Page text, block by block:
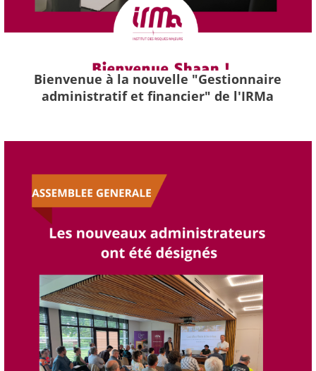
Bienvenue à la nouvelle "Gestionnaire
administratif et financier" de l'IRMa